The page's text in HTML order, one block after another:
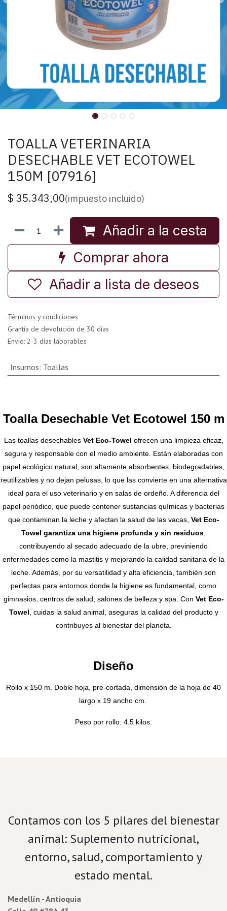
TOALLA VETERINARIA
DESECHABLE VET ECOTOWEL
150M [07916]
$ 35.343,00(impuesto incluido)
Añadir a la cesta
Comprar ahora
Añadir a lista de deseos
Términos y condiciones
Grantía de devolución de 30 días
Envío: 2-3 días laborables
Insumos: Toallas
Toalla Desechable Vet Ecotowel 150 m
Las toallas desechables Vet Eco-Towel ofrecen una limpieza eficaz,
segura y responsable con el medio ambiente. Están elaboradas con
papel ecológico natural, son altamente absorbentes, biodegradables,
reutilizables y no dejan pelusas, lo que las convierte en una alternativa
ideal para el uso veterinario y en salas de ordeño. A diferencia del
papel periódico, que puede contener sustancias químicas y bacterias
que contaminan la leche y afectan la salud de las vacas, Vet Eco-
Towel garantiza una higiene profunda y sin residuos
contribuyendo al secado adecuado de la ubre, previniendo
enfermedades como la mastitis y mejorando la calidad sanitaria de la
leche. Además, por su versatilidad y alta eficiencia, también son
perfectas para entornos donde la higiene es fundamental, como
gimnasios, centros de salud, salones de belleza y spa. Con Vet Eco-
Towel , cuidas la salud animal, aseguras la calidad del producto y
contribuyes al bienestar del planeta.
Diseño
Rollo x 150 m. Doble hoja, pre-cortada, dimensión de la hoja de 40
largo x 19 ancho cm.
Peso por rollo: 4.5 kilos.
Contamos con los 5 pilares del bienestar
animal: Suplemento nutricional,
entorno, salud, comportamiento y
estado mental.
Medellín - Antioquia